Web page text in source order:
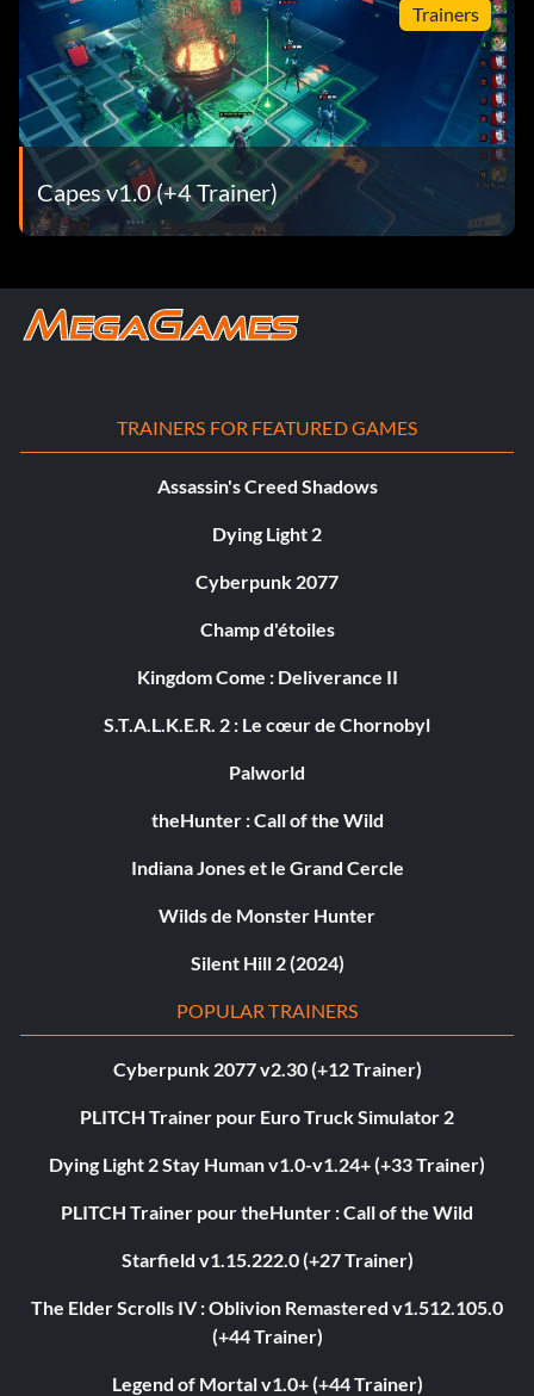
Trainers
Capes v1.0 (+4 Trainer)
TRAINERS FOR FEATURED GAMES
Assassin's Creed Shadows
Dying Light 2
Cyberpunk 2077
Champ d'étoiles
Kingdom Come : Deliverance II
S.T.A.L.K.E.R. 2 : Le cœur de Chornobyl
Palworld
theHunter : Call of the Wild
Indiana Jones et le Grand Cercle
Wilds de Monster Hunter
Silent Hill 2 (2024)
POPULAR TRAINERS
Cyberpunk 2077 v2.30 (+12 Trainer)
PLITCH Trainer pour Euro Truck Simulator 2
Dying Light 2 Stay Human v1.0-v1.24+ (+33 Trainer)
PLITCH Trainer pour theHunter : Call of the Wild
Starfield v1.15.222.0 (+27 Trainer)
The Elder Scrolls IV : Oblivion Remastered v1.512.105.0
(+44 Trainer)
Legend of Mortal v1.0+ (+44 Trainer)